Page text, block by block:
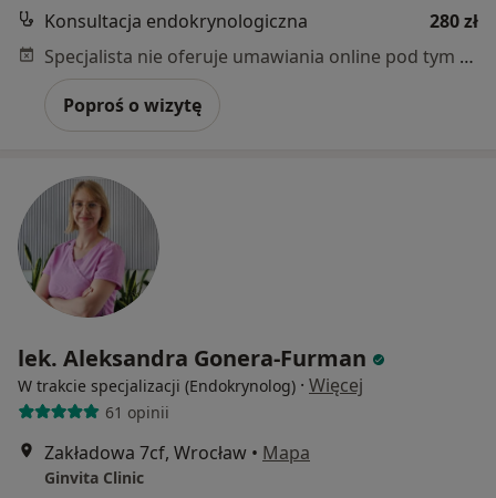
Konsultacja endokrynologiczna
280 zł
Specjalista nie oferuje umawiania online pod tym adresem.
Poproś o wizytę
lek. Aleksandra Gonera-Furman
W trakcie specjalizacji (Endokrynolog) · Więcej
61 opinii
Zakładowa 7cf, Wrocław • Mapa
Ginvita Clinic